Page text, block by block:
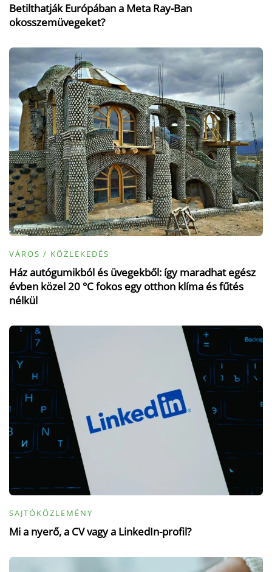
Betilthatják Európában a Meta Ray-Ban
okosszemüvegeket?
VÁROS / KÖZLEKEDÉS
Ház autógumikból és üvegekből: így maradhat egész
évben közel 20 °C fokos egy otthon klíma és fűtés
nélkül
SAJTÓKÖZLEMÉNY
Mi a nyerő, a CV vagy a LinkedIn-profil?